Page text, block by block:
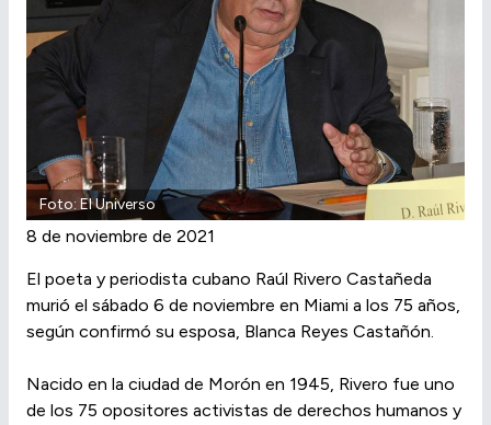
Foto: El Universo
8 de noviembre de 2021
El poeta y periodista cubano Raúl Rivero Castañeda
murió el sábado 6 de noviembre en Miami a los 75 años,
según confirmó su esposa, Blanca Reyes Castañón.
Nacido en la ciudad de Morón en 1945, Rivero fue uno
de los 75 opositores activistas de derechos humanos y